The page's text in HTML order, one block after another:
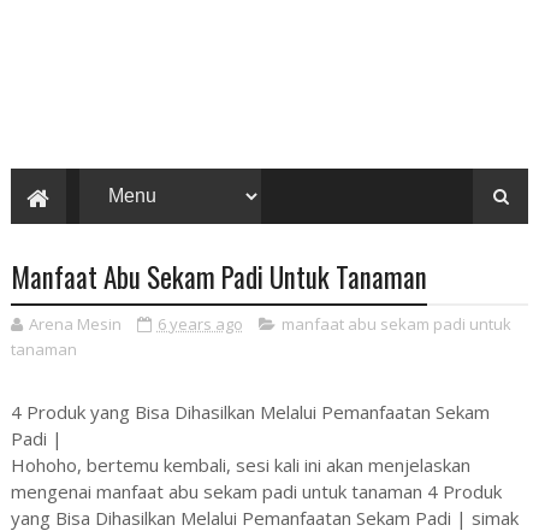
Manfaat Abu Sekam Padi Untuk Tanaman
Arena Mesin 6 years ago
manfaat abu sekam padi untuk
tanaman
4 Produk yang Bisa Dihasilkan Melalui Pemanfaatan Sekam
Padi |
Hohoho, bertemu kembali, sesi kali ini akan menjelaskan
mengenai manfaat abu sekam padi untuk tanaman 4 Produk
yang Bisa Dihasilkan Melalui Pemanfaatan Sekam Padi | simak